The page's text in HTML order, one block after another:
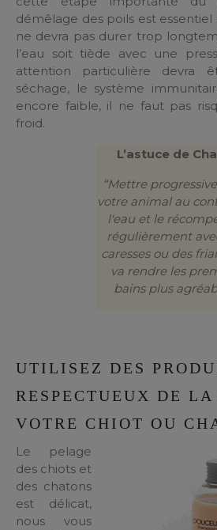
démêlage des poils est
ne devra pas durer trop
l’eau soit tiède avec une
attention particulière devra
séchage, le système
encore faible, il ne faut pas
froid.
L’astuce de
“Mettre
votre animal au
l'eau et le
régulièrement
caresses ou des
va rendre les
bains plus
UTILISEZ DES
RESPECTUEUX DE LA
VOTRE CHIOT OU
Le pelage
des chiots et
des chatons
est délicat,
nous vous